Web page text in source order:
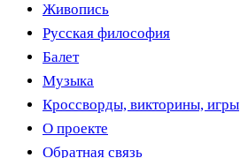
Живопись
Русская философия
Балет
Музыка
Кроссворды, викторины, игры
О проекте
Обратная связь